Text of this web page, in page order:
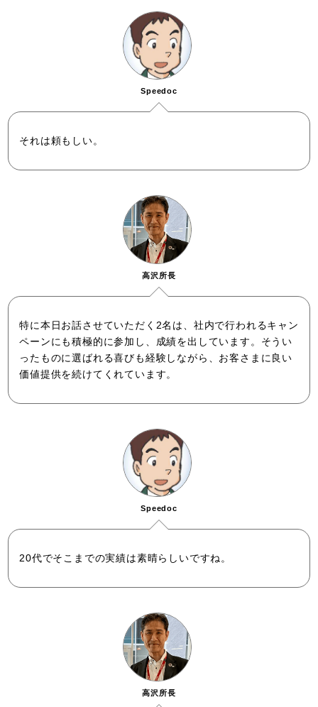
Speedoc
それは頼もしい。
特に本日お話させていただく2名は、社内で行われるキャン
ペーンにも積極的に参加し、成績を出しています。そうい
ったものに選ばれる喜びも経験しながら、お客さまに良い
価値提供を続けてくれています。
高沢所長
Speedoc
20代でそこまでの実績は素晴らしいですね。
高沢所長